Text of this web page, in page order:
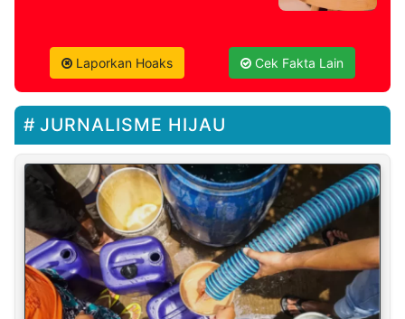
Laporkan Hoaks Cek Fakta Lain
JURNALISME HIJAU